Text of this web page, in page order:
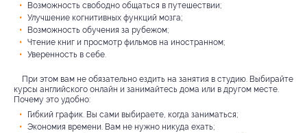
Возможность свободно общаться в путешествии;
Улучшение когнитивных функций мозга;
Возможность обучения за рубежом;
Чтение книг и просмотр фильмов на иностранном;
Уверенность в себе.
При этом вам не обязательно ездить на занятия в студию. Выбирайте
курсы английского онлайн и занимайтесь дома или в другом месте.
Почему это удобно:
Гибкий график. Вы сами выбираете, когда заниматься;
Экономия времени. Вам не нужно никуда ехать;